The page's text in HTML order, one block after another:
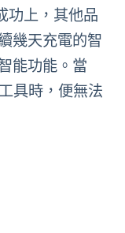
功上，其他品
幾天充電的智
能功能。當
具時，便無法